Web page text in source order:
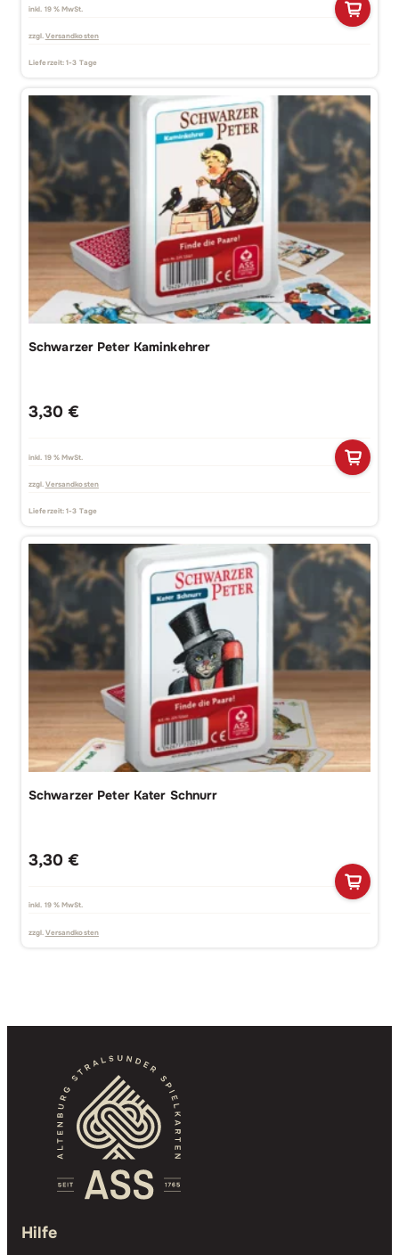
inkl. 19 % MwSt.
zzgl. Versandkosten
Lieferzeit:1-3 Tage
Schwarzer Peter Kaminkehrer
3,30 €
inkl. 19 % MwSt.
zzgl. Versandkosten
Lieferzeit:1-3 Tage
Schwarzer Peter Kater Schnurr
3,30 €
inkl. 19 % MwSt.
zzgl. Versandkosten
Hilfe